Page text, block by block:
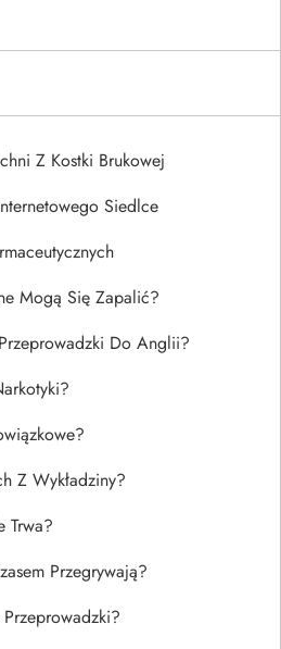
Z Kostki Brukowej
Siedlce
Mogą Się Zapalić?
Do Anglii?
Z Wykładziny?
Trwa?
Przegrywają?